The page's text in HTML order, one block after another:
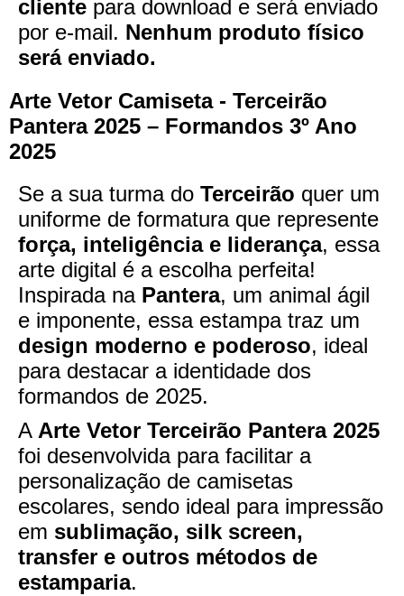
cliente para download e será enviado
por e-mail. Nenhum produto físico
será enviado.
Arte Vetor Camiseta - Terceirão
Pantera 2025 – Formandos 3º Ano
2025
Se a sua turma do Terceirão quer um
uniforme de formatura que represente
força, inteligência e liderança, essa
arte digital é a escolha perfeita!
Inspirada na Pantera, um animal ágil
e imponente, essa estampa traz um
design moderno e poderoso, ideal
para destacar a identidade dos
formandos de 2025.
A Arte Vetor Terceirão Pantera 2025
foi desenvolvida para facilitar a
personalização de camisetas
escolares, sendo ideal para impressão
em sublimação, silk screen,
transfer e outros métodos de
estamparia.